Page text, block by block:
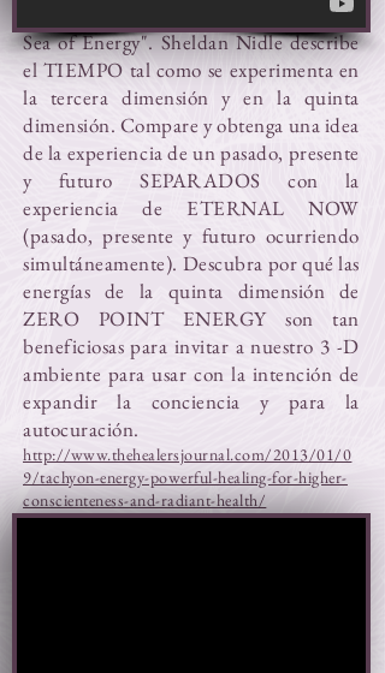
Sheldan Nidle "Zero Point: An Endless
Sea of ​​Energy". Sheldan Nidle describe
el TIEMPO tal como se experimenta en
la tercera dimensión y en la quinta
dimensión. Compare y obtenga una idea
de la experiencia de un pasado, presente
y futuro SEPARADOS con la
experiencia de ETERNAL NOW
(pasado, presente y futuro ocurriendo
simultáneamente). Descubra por qué las
energías de la quinta dimensión de
ZERO POINT ENERGY son tan
beneficiosas para invitar a nuestro 3 -D
ambiente para usar con la intención de
expandir la conciencia y para la
autocuración.
http://www.thehealersjournal.com/2013/01/0
9/tachyon-energy-powerful-healing-for-higher-
conscienteness-and-radiant-health/